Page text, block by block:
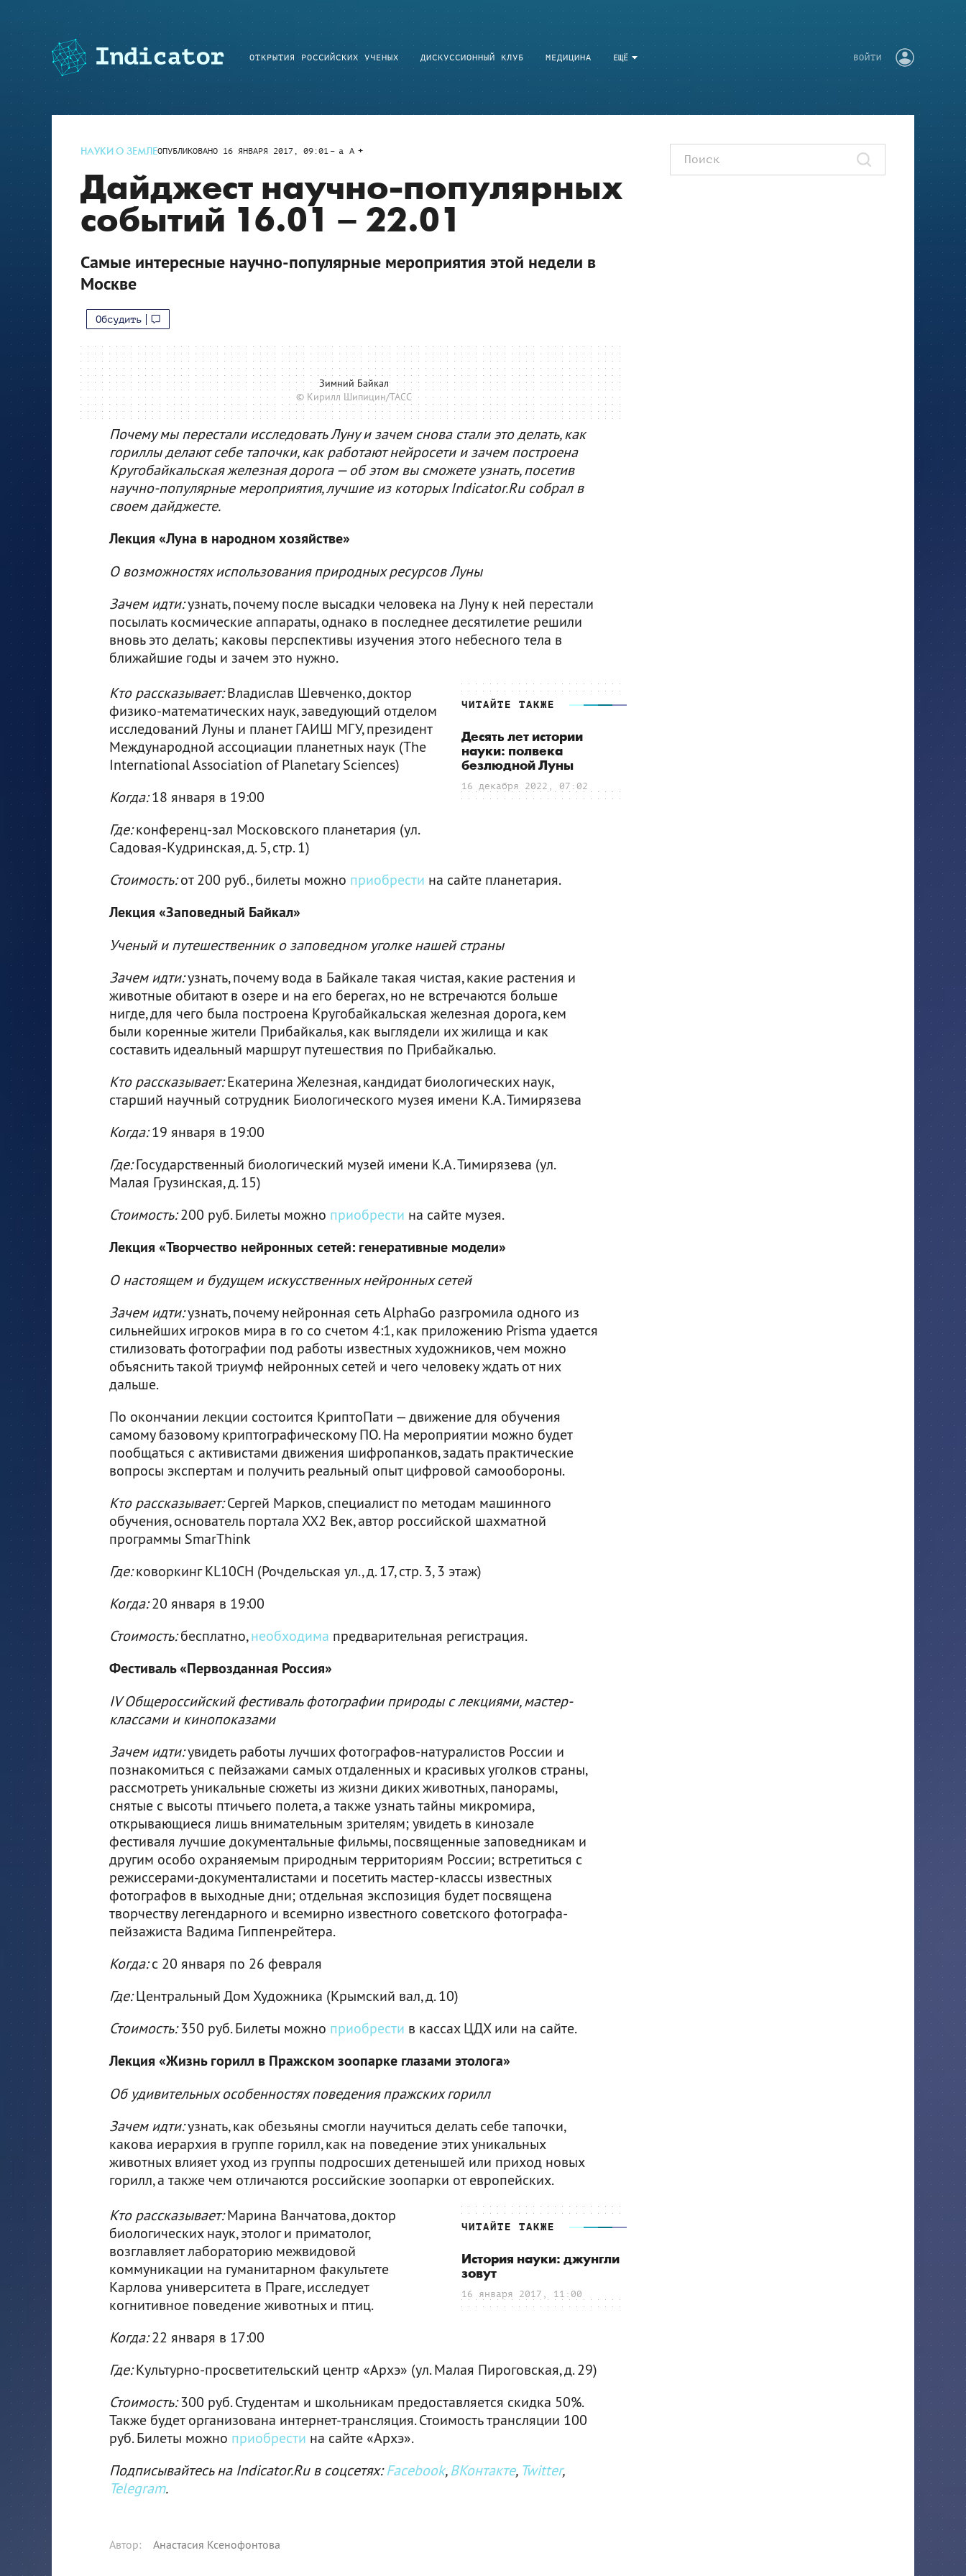
ЕЩЁ
ОТКРЫТИЯ РОССИЙСКИХ УЧЕНЫХ ДИСКУССИОННЫЙ КЛУБ МЕДИЦИНА ВОЙТИ
НАУКИ О ЗЕМЛЕОПУБЛИКОВАНО 16 ЯНВАРЯ 2017, 09:01 a A
Дайджест научно-популярных
событий 16.01 – 22.01
Самые интересные научно-популярные мероприятия этой недели в
Москве
Обсудить
Зимний Байкал
© Кирилл Шипицин/ТАСС
Почему мы перестали исследовать Луну и зачем снова стали это делать, как
гориллы делают себе тапочки, как работают нейросети и зачем построена
Кругобайкальская железная дорога — об этом вы сможете узнать, посетив
научно-популярные мероприятия, лучшие из которых Indicator.Ru собрал в
своем дайджесте.
Лекция «Луна в народном хозяйстве»
О возможностях использования природных ресурсов Луны
Зачем идти:узнать, почему после высадки человека на Луну к ней перестали
посылать космические аппараты, однако в последнее десятилетие решили
вновь это делать; каковы перспективы изучения этого небесного тела в
ближайшие годы и зачем это нужно.
ЧИТАЙТЕ ТАКЖЕ
Десять лет истории
науки: полвека
безлюдной Луны
16 декабря 2022, 07:02
Кто рассказывает:Владислав Шевченко, доктор
физико-математических наук, заведующий отделом
исследований Луны и планет ГАИШ МГУ, президент
Международной ассоциации планетных наук (The
International Association of Planetary Sciences)
Когда:18 января в 19:00
Где:конференц-зал Московского планетария (ул.
Садовая-Кудринская, д. 5, стр. 1)
Стоимость:от 200 руб., билеты можно приобрести на сайте планетария.
Лекция «Заповедный Байкал»
Ученый и путешественник о заповедном уголке нашей страны
Зачем идти:узнать, почему вода в Байкале такая чистая, какие растения и
животные обитают в озере и на его берегах, но не встречаются больше
нигде, для чего была построена Кругобайкальская железная дорога, кем
были коренные жители Прибайкалья, как выглядели их жилища и как
составить идеальный маршрут путешествия по Прибайкалью.
Кто рассказывает:Екатерина Железная, кандидат биологических наук,
старший научный сотрудник Биологического музея имени К.А. Тимирязева
Когда:19 января в 19:00
Где:Государственный биологический музей имени К.А. Тимирязева (ул.
Малая Грузинская, д. 15)
Стоимость:200 руб. Билеты можно приобрести на сайте музея.
Лекция «Творчество нейронных сетей: генеративные модели»
О настоящем и будущем искусственных нейронных сетей
Зачем идти:узнать, почему нейронная сеть AlphaGo разгромила одного из
сильнейших игроков мира в го со счетом 4:1, как приложению Prisma удается
стилизовать фотографии под работы известных художников, чем можно
объяснить такой триумф нейронных сетей и чего человеку ждать от них
дальше.
По окончании лекции состоится КриптоПати — движение для обучения
самому базовому криптографическому ПО. На мероприятии можно будет
пообщаться с активистами движения шифропанков, задать практические
вопросы экспертам и получить реальный опыт цифровой самообороны.
Кто рассказывает:Сергей Марков, специалист по методам машинного
обучения, основатель портала ХХ2 Век, автор российской шахматной
программы SmarThink
Где:коворкинг KL10CH (Рочдельская ул., д. 17, стр. 3, 3 этаж)
Когда:20 января в 19:00
Стоимость:бесплатно,необходима предварительная регистрация.
Фестиваль «Первозданная Россия»
IV Общероссийский фестиваль фотографии природы с лекциями, мастер-
классами и кинопоказами
Зачем идти:увидеть работы лучших фотографов-натуралистов России и
познакомиться с пейзажами самых отдаленных и красивых уголков страны,
рассмотреть уникальные сюжеты из жизни диких животных, панорамы,
снятые с высоты птичьего полета, а также узнать тайны микромира,
открывающиеся лишь внимательным зрителям; увидеть в кинозале
фестиваля лучшие документальные фильмы, посвященные заповедникам и
другим особо охраняемым природным территориям России; встретиться с
режиссерами-документалистами и посетить мастер-классы известных
фотографов в выходные дни; отдельная экспозиция будет посвящена
творчеству легендарного и всемирно известного советского фотографа-
пейзажиста Вадима Гиппенрейтера.
Когда:с 20 января по 26 февраля
Где:Центральный Дом Художника (Крымский вал, д. 10)
Стоимость:350 руб. Билеты можно приобрести в кассах ЦДХ или на сайте.
Лекция «Жизнь горилл в Пражском зоопарке глазами этолога»
Об удивительных особенностях поведения пражских горилл
Зачем идти:узнать, как обезьяны смогли научиться делать себе тапочки,
какова иерархия в группе горилл, как на поведение этих уникальных
животных влияет уход из группы подросших детенышей или приход новых
горилл, а также чем отличаются российские зоопарки от европейских.
ЧИТАЙТЕ ТАКЖЕ
История науки: джунгли
зовут
16 января 2017, 11:00
Кто рассказывает:Марина Ванчатова, доктор
биологических наук, этолог и приматолог,
возглавляет лабораторию межвидовой
коммуникации на гуманитарном факультете
Карлова университета в Праге, исследует
когнитивное поведение животных и птиц.
Когда:22 января в 17:00
Где:Культурно-просветительский центр «Архэ» (ул. Малая Пироговская, д. 29)
Стоимость:300 руб. Студентам и школьникам предоставляется скидка 50%.
Также будет организована интернет-трансляция. Стоимость трансляции 100
руб. Билеты можно приобрести на сайте «Архэ».
Подписывайтесь на Indicator.Ru в соцсетях:Facebook, ВКонтакте, Twitter,
Telegram.
Автор: Анастасия Ксенофонтова